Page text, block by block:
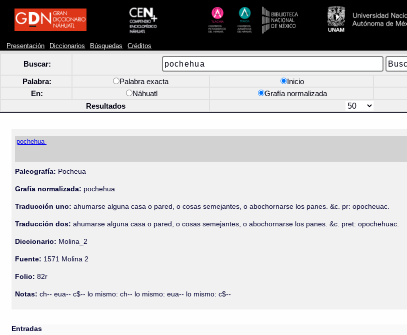
Presentación Diccionarios Búsquedas Créditos
Buscar:
Palabra: Palabra exacta Inicio
En:
Náhuatl Grafía normalizada
Resultados
pochehua
Paleografía: Pocheua
Grafía normalizada: pochehua
Traducción uno: ahumarse alguna casa o pared, o cosas semejantes, o abochornarse los panes. &c. pr: opocheuac.
Traducción dos: ahumarse alguna casa o pared, o cosas semejantes, o abochornarse los panes. &c. pret: opochehuac.
Diccionario: Molina_2
Fuente: 1571 Molina 2
Folio: 82r
Notas: ch-- eua-- c$-- lo mismo: ch-- lo mismo: eua-- lo mismo: c$--
Entradas